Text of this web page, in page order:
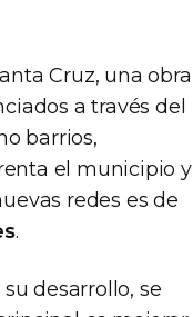
Cruz, una obra
a través del
barrios,
el municipio y
redes es de
.
su desarrollo, se